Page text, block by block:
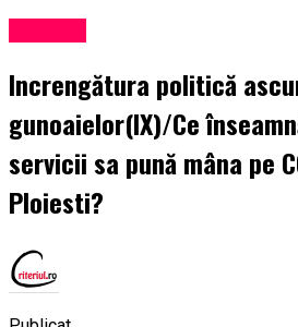
Increngătura politică
gunoaielor(IX)/Ce
servicii sa pună mâna pe
Ploiesti?